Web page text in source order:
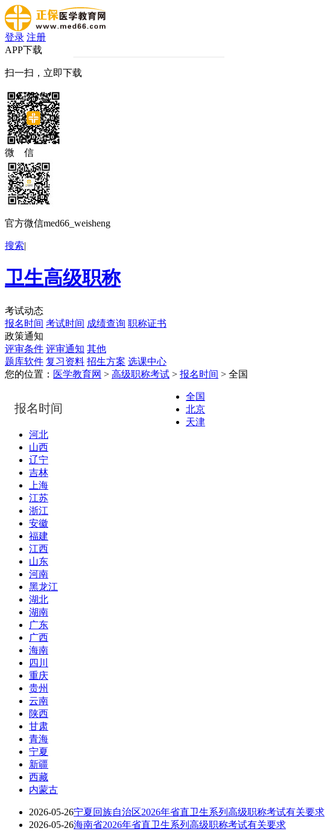
登录 注册
APP下载
扫一扫，立即下载
微 信
官方微信med66_weisheng
搜索|
卫生高级职称
考试动态
报名时间 考试时间 成绩查询 职称证书
政策通知
评审条件 评审通知 其他
题库软件 复习资料 招生方案 选课中心
您的位置： 医学教育网 > 高级职称考试 > 报名时间 > 全国
报名时间
全国
北京
天津
河北
山西
辽宁
吉林
上海
江苏
浙江
安徽
福建
江西
山东
河南
黑龙江
湖北
湖南
广东
广西
海南
四川
重庆
贵州
云南
陕西
甘肃
青海
宁夏
新疆
西藏
内蒙古
2026-05-26宁夏回族自治区2026年省直卫生系列高级职称考试有关要求
2026-05-26海南省2026年省直卫生系列高级职称考试有关要求